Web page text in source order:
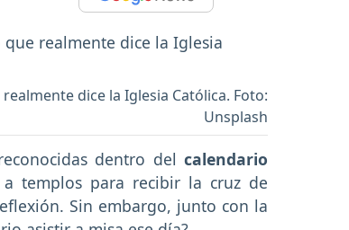
dice la Iglesia Católica. Foto:
Unsplash
dentro del calendario
templos para recibir la cruz de
Sin embargo, junto con la